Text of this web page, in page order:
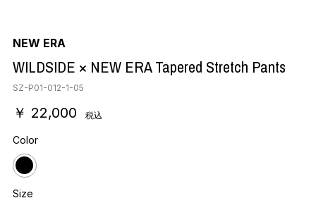
NEW ERA
WILDSIDE × NEW ERA Tapered Stretch Pants
SZ-P01-012-1-05
￥ 22,000 税込
Color
Size